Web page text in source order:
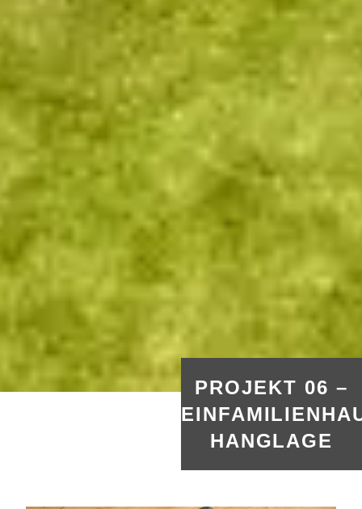
PROJEKT 06 –
HANGLAGE